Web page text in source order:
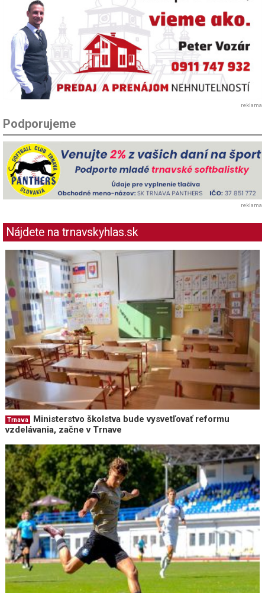
reklama
Podporujeme
reklama
Nájdete na trnavskyhlas.sk
Trnava
Ministerstvo školstva bude vysvetľovať reformu
vzdelávania, začne v Trnave